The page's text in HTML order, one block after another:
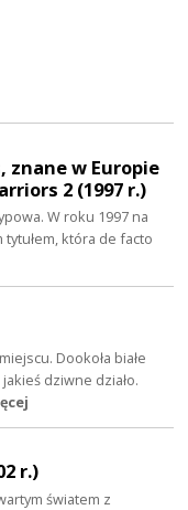
znane w Europie
2 (1997 r.)
W roku 1997 na
która de facto
Dookoła białe
dziwne działo.
r.)
światem z